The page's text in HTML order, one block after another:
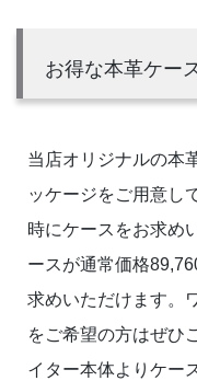
お得な本革ケー
当店オリジナルの本
ッケージをご用意し
時にケースをお求め
ースが通常価格
求めいただけます。
をご希望の方はぜひ
イター本体よりケー